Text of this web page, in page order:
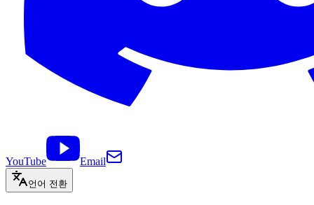
YouTube Email
언어 전환